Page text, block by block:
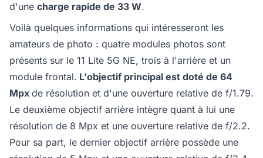
d'une charge rapide de 33 W.
Voilà quelques informations qui intéresseront les
amateurs de photo : quatre modules photos sont
présents sur le 11 Lite 5G NE, trois à l'arrière et un
module frontal. L'objectif principal est doté de 64
Mpx de résolution et d'une ouverture relative de f/1.79.
Le deuxième objectif arrière intègre quant à lui une
résolution de 8 Mpx et une ouverture relative de f/2.2.
Pour sa part, le dernier objectif arrière possède une